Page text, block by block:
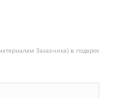
Заказчика) в подарок